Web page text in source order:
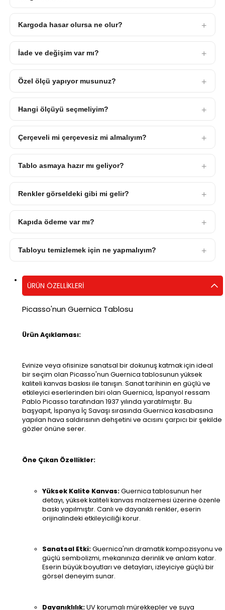
Kargoda hasar olursa ne olur?
İade ve değişim var mı?
Özel ölçü yapıyor musunuz?
Hangi ölçüyü seçmeliyim?
Çerçeveli mi çerçevesiz mi almalıyım?
Tablo asmaya hazır mı geliyor?
Renkler görseldeki gibi mi gelir?
Kapıda ödeme var mı?
Tabloyu temizlemek için ne yapmalıyım?
ÜRÜN ÖZELLIKLERI
Picasso'nun Guernica Tablosu
Ürün Açıklaması:
Evinize veya ofisinize sanatsal bir dokunuş katmak için ideal
bir seçim olan Picasso'nun Guernica tablosunun yüksek
kaliteli kanvas baskısı ile tanışın. Sanat tarihinin en güçlü ve
etkileyici eserlerinden biri olan Guernica, İspanyol ressam
Pablo Picasso tarafından 1937 yılında yaratılmıştır. Bu
başyapıt, İspanya İç Savaşı sırasında Guernica kasabasına
yapılan hava saldırısının dehşetini ve acısını çarpıcı bir şekilde
gözler önüne serer.
Öne Çıkan Özellikler:
Yüksek Kalite Kanvas:Guernica tablosunun her
detayı, yüksek kaliteli kanvas malzemesi üzerine özenle
baskı yapılmıştır. Canlı ve dayanıklı renkler, eserin
orijinalindeki etkileyiciliği korur.
Sanatsal Etki:Guernica'nın dramatik kompozisyonu ve
güçlü sembolizmi, mekanınıza derinlik ve anlam katar.
Eserin büyük boyutları ve detayları, izleyiciye güçlü bir
görsel deneyim sunar.
Dayanıklılık:UV korumalı mürekkepler ve suya